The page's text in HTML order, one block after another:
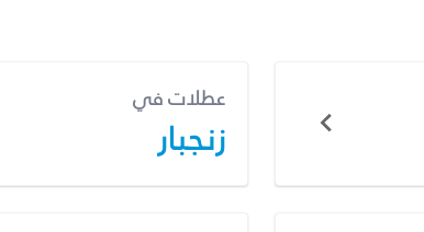
عطلات في
زنجبار